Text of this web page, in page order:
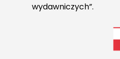
wydawniczych”.